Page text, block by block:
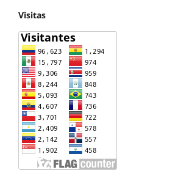
Visitas